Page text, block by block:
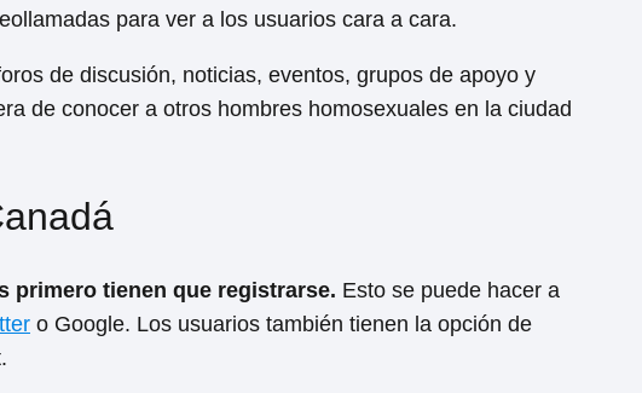
para ver a los usuarios cara a cara.
de discusión, noticias, eventos, grupos de apoyo y
de conocer a otros hombres homosexuales en la ciudad
primero tienen que registrarse. Esto se puede hacer a
o Google. Los usuarios también tienen la opción de